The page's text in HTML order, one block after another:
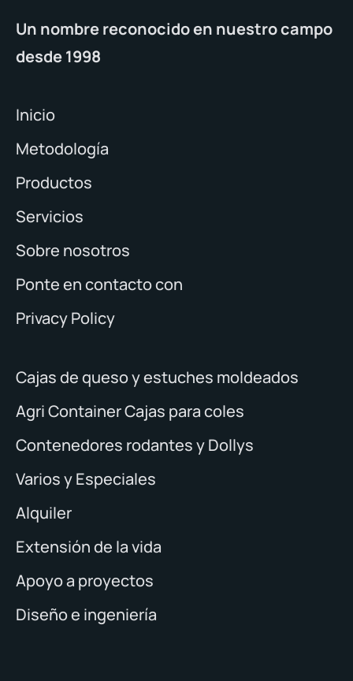
Un nombre reconocido en nuestro campo
desde 1998
Inicio
Metodología
Productos
Servicios
Sobre nosotros
Ponte en contacto con
Privacy Policy
Cajas de queso y estuches moldeados
Agri Container Cajas para coles
Contenedores rodantes y Dollys
Varios y Especiales
Alquiler
Extensión de la vida
Apoyo a proyectos
Diseño e ingeniería